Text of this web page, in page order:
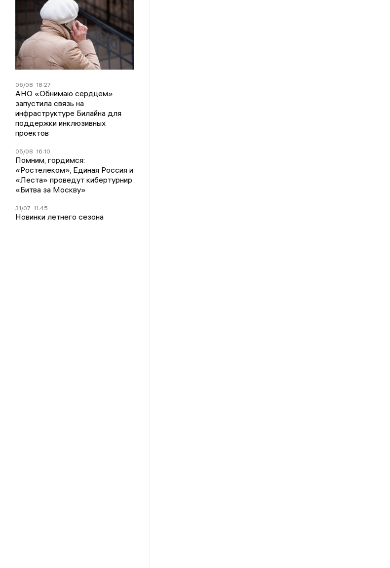
06/08 18:27
АНО «Обнимаю сердцем»
запустила связь на
инфраструктуре Билайна для
поддержки инклюзивных
проектов
05/08 16:10
Помним, гордимся:
«Ростелеком», Единая Россия и
«Леста» проведут кибертурнир
«Битва за Москву»
31/07 11:45
Новинки летнего сезона